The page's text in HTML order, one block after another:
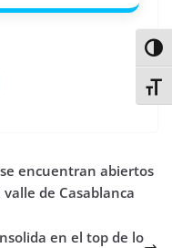
r
encuentran abiertos
de Casablanca
en el top de lo